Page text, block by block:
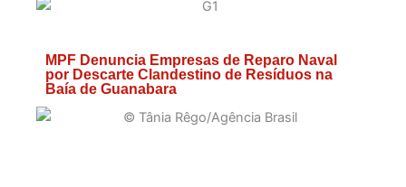
MPF Denuncia Empresas de Reparo Naval
por Descarte Clandestino de Resíduos na
Baía de Guanabara